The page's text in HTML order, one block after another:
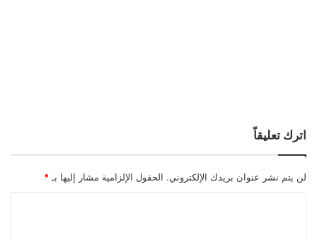
اترك تعليقاً
لن يتم نشر عنوان بريدك الإلكتروني. الحقول الإلزامية مشار إليها بـ *